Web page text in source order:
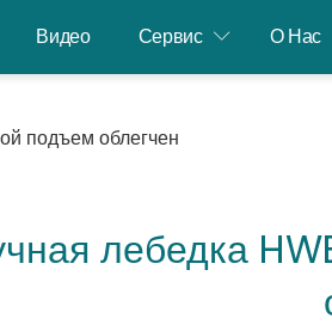
Видео Сервис О Нас
подъем облегчен
лебедка